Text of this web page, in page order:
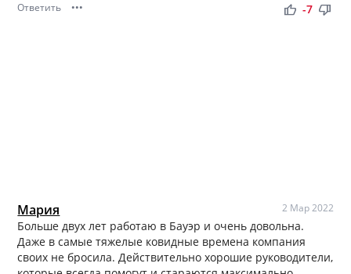
Ответить ••• thumb_up thumb_down
-7
Мария 2 Мар 2022
Больше двух лет работаю в Бауэр и очень довольна.
Даже в самые тяжелые ковидные времена компания
своих не бросила. Действительно хорошие руководители,